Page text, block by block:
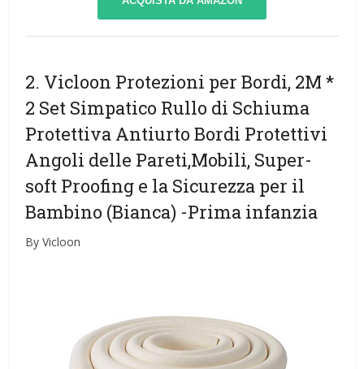
2. Vicloon Protezioni per Bordi, 2M *
2 Set Simpatico Rullo di Schiuma
Protettiva Antiurto Bordi Protettivi
Angoli delle Pareti,Mobili, Super-
soft Proofing e la Sicurezza per il
Bambino (Bianca) -Prima infanzia
By Vicloon